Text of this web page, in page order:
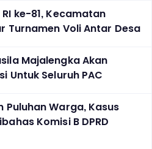
ke-81, Kecamatan
Turnamen Voli Antar Desa
Majalengka Akan
Untuk Seluruh PAC
Puluhan Warga, Kasus
Komisi B DPRD